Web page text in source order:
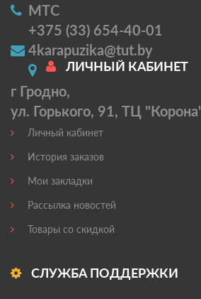
МТС
+375 (33) 654-40-01
4karapuzika@tut.by
г Гродно,
ул. Горького, 91, ТЦ "Корона'
ЛИЧНЫЙ КАБИНЕТ
Личный кабинет
История заказов
Мои закладки
Рассылка новостей
Товары со скидкой
СЛУЖБА ПОДДЕРЖКИ